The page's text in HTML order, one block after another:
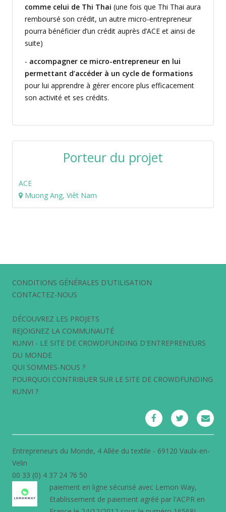
comme celui de Thi Thai (une fois que Thi Thai aura
remboursé son crédit, un autre micro-entrepreneur
pourra bénéficier d’un crédit auprès d’ACE et ainsi de
suite)
- accompagner ce micro-entrepreneur en lui
permettant d’accéder à un cycle de formations
pour lui apprendre à gérer encore plus efficacement
son activité et ses crédits.
Porteur du projet
ACE
Muong Ang, Viêt Nam
CONDITIONS GÉNÉRALES D'UTILISATION
CONTACTEZ-NOUS
DÉCOUVREZ LES PROJETS
REJOIGNEZ LA COMMUNAUTÉ
KUNVI - LE SITE DE CROWDFUNDING D'ENTREPRENEURS
DU MONDE
QUI SOMMES-NOUS ?
POURQUOI CONTRIBUER SUR LE SITE DE CROWDFUNDING
KUNVI ?
Entrepreneurs du Monde, 4 Allée du textile - 69120 Vaulx-en-
Velin
00 33 (0) 4 37 24 76 50
paiement en ligne sécurisé avec Lemon Way,
Etablissement de paiement agréé par l'ACPR en